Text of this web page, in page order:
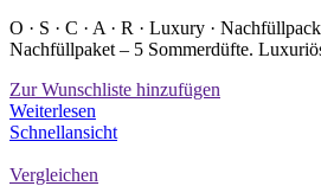
O · S · C · A · R · Luxury ·
Nachfüllpaket – 5 Sommerdüfte.
Zur Wunschliste hinzufügen
Weiterlesen
Schnellansicht
Vergleichen